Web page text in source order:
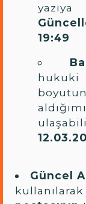
19:49
Güncel